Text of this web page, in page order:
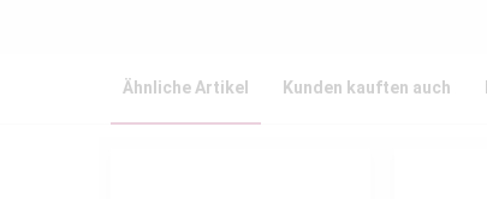
Ähnliche Artikel Kunden kauften auch